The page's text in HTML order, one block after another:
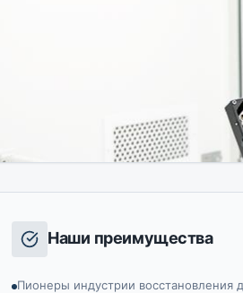
Наши преимущества
Пионеры индустрии восстановления